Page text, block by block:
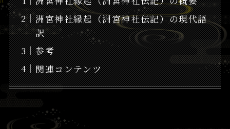
洲宮神社縁起（洲宮神社伝記）の現代語
訳
参考
関連コンテンツ